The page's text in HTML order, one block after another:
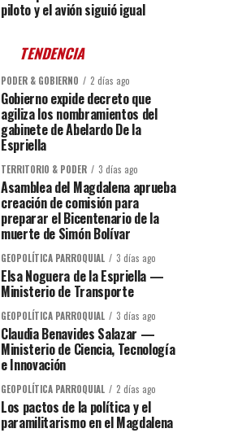
piloto y el avión siguió igual
TENDENCIA
PODER & GOBIERNO 2 días ago
Gobierno expide decreto que
agiliza los nombramientos del
gabinete de Abelardo De la
Espriella
TERRITORIO & PODER 3 días ago
Asamblea del Magdalena aprueba
creación de comisión para
preparar el Bicentenario de la
muerte de Simón Bolívar
GEOPOLÍTICA PARROQUIAL 3 días ago
Elsa Noguera de la Espriella —
Ministerio de Transporte
GEOPOLÍTICA PARROQUIAL 3 días ago
Claudia Benavides Salazar —
Ministerio de Ciencia, Tecnología
e Innovación
GEOPOLÍTICA PARROQUIAL 2 días ago
Los pactos de la política y el
paramilitarismo en el Magdalena